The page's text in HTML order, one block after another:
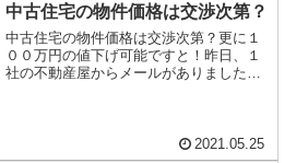
中古住宅の物件価格は交渉次第？
中古住宅の物件価格は交渉次第？更に１
００万円の値下げ可能ですと！昨日、１
社の不動産屋からメールがありました。
2021.05.25